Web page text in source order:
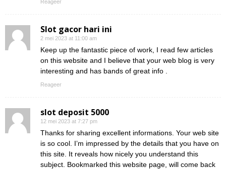
Reageer
Slot gacor hari ini
2 mei 2023 at 11:00 am
Keep up the fantastic piece of work, I read few articles
on this website and I believe that your web blog is very
interesting and has bands of great info .
Reageer
slot deposit 5000
12 mei 2023 at 7:27 pm
Thanks for sharing excellent informations. Your web site
is so cool. I’m impressed by the details that you have on
this site. It reveals how nicely you understand this
subject. Bookmarked this website page, will come back